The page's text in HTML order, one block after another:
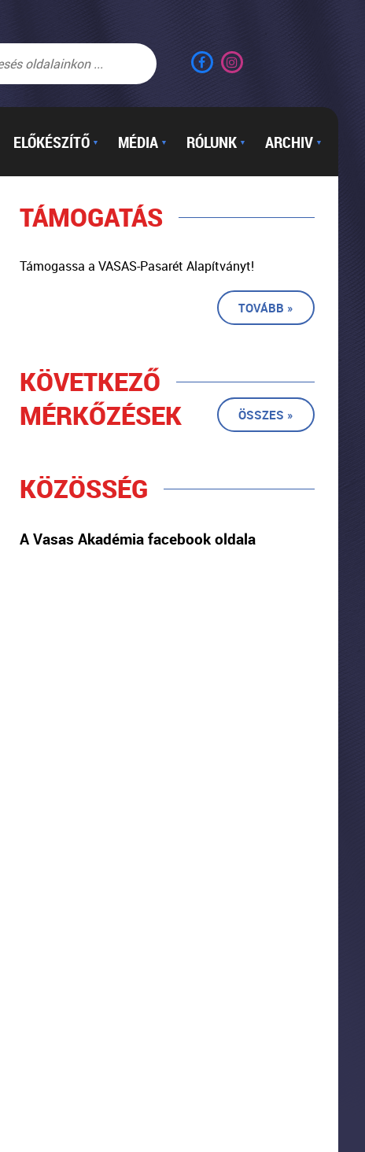
ELŐKÉSZÍTŐ ▼ MÉDIA ▼ RÓLUNK ▼ ARCHIV ▼
TÁMOGATÁS
Támogassa a VASAS-Pasarét Alapítványt!
TOVÁBB »
KÖVETKEZŐ
MÉRKŐZÉSEK
ÖSSZES »
KÖZÖSSÉG
A Vasas Akadémia facebook oldala